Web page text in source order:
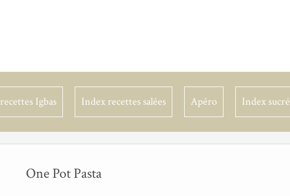
recettes Igbas Index recettes salées Apéro Index sucré
One Pot Pasta